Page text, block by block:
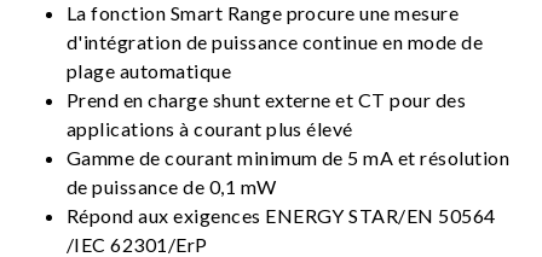
La fonction Smart Range procure une mesure
d'intégration de puissance continue en mode de
plage automatique
Prend en charge shunt externe et CT pour des
applications à courant plus élevé
Gamme de courant minimum de 5 mA et résolution
de puissance de 0,1 mW
Répond aux exigences ENERGY STAR/EN 50564
/IEC 62301/ErP